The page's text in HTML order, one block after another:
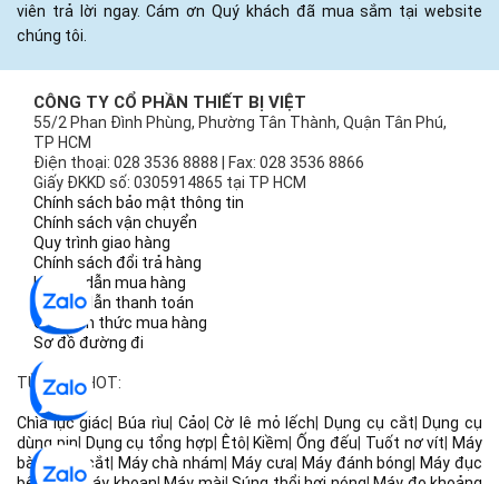
viên trả lời ngay. Cám ơn Quý khách đã mua sắm tại website
chúng tôi.
CÔNG TY CỔ PHẦN THIẾT BỊ VIỆT
55/2 Phan Đình Phùng, Phường Tân Thành, Quận Tân Phú,
TP HCM
Điện thoại: 028 3536 8888 | Fax: 028 3536 8866
Giấy ĐKKD số: 0305914865 tại TP HCM
Chính sách bảo mật thông tin
Chính sách vận chuyển
Quy trình giao hàng
Chính sách đổi trả hàng
Hướng dẫn mua hàng
Hướng dẫn thanh toán
Các hình thức mua hàng
Sơ đồ đường đi
TỪ KHÓA HOT:
Chìa lục giác Búa rìu Cảo |Cờ lê mỏ lếch Dụng cụ cắt
Dụng cụ
dùng pin
Dụng cụ tổng hợp Êtô Kiềm |Ống đếu Tuốt nơ vít
Máy
bào|Máy cắt Máy chà nhám Máy cưa Máy đánh bóng
Máy đục